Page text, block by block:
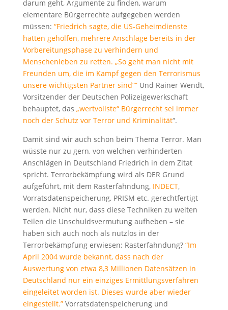
darum geht, Argumente zu finden, warum
elementare Bürgerrechte aufgegeben werden
müssen: “Friedrich sagte, die US-Geheimdienste
hätten geholfen, mehrere Anschläge bereits in der
Vorbereitungsphase zu verhindern und
Menschenleben zu retten. „So geht man nicht mit
Freunden um, die im Kampf gegen den Terrorismus
unsere wichtigsten Partner sind“”Und Rainer Wendt,
Vorsitzender der Deutschen Polizeigewerkschaft
behauptet, das „wertvollste“ Bürgerrecht sei immer
noch der Schutz vor Terror und Kriminalität“.
Damit sind wir auch schon beim Thema Terror. Man
wüsste nur zu gern, von welchen verhinderten
Anschlägen in Deutschland Friedrich in dem Zitat
spricht. Terrorbekämpfung wird als DER Grund
aufgeführt, mit dem Rasterfahndung, INDECT,
Vorratsdatenspeicherung, PRISM etc. gerechtfertigt
werden. Nicht nur, dass diese Techniken zu weiten
Teilen die Unschuldsvermutung aufheben – sie
haben sich auch noch als nutzlos in der
Terrorbekämpfung erwiesen: Rasterfahndung? “Im
April 2004 wurde bekannt, dass nach der
Auswertung von etwa 8,3 Millionen Datensätzen in
Deutschland nur ein einziges Ermittlungsverfahren
eingeleitet worden ist. Dieses wurde aber wieder
eingestellt.”Vorratsdatenspeicherung und